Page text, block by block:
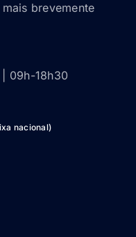
brevemente
09h-18h30
nacional)